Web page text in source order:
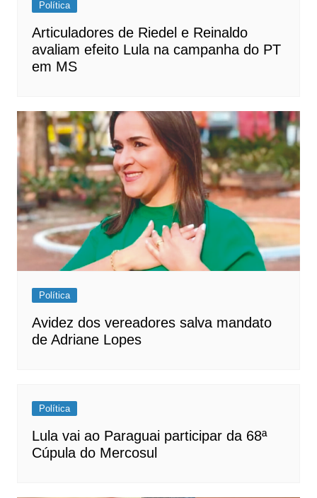
Política
Articuladores de Riedel e Reinaldo
avaliam efeito Lula na campanha do PT
em MS
Política
Avidez dos vereadores salva mandato
de Adriane Lopes
Política
Lula vai ao Paraguai participar da 68ª
Cúpula do Mercosul